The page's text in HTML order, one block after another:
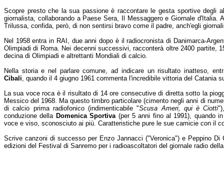
Scopre presto che la sua passione è raccontare le gesta sportive degli
giornalista, collaborando a Paese Sera, Il Messaggero e Giornale d'Italia.
Trilussa, confida, però, di non sentirsi bravo come il padre, anch'egli
Nel 1958 entra in RAI, due anni dopo è il radiocronista di Danimarca-
Olimpiadi di Roma. Nei decenni successivi, racconterà oltre 2400 partite,
decina di Olimpiadi e altrettanti Mondiali di calcio.
Nella storia e nel parlare comune, ad indicare un risultato inatteso,
Cibali, quando il 4 giugno 1961 commenta l'incredibile vittoria del Catania
La sua voce roca è il risultato di 14 ore consecutive di diretta sotto la
Messico del 1968. Ma questo timbro particolare (cimento negli anni di
di calcio prima radiofonico (indimenticabile "Scusa Ameri, qui è Ciotti
conduzione della Domenica Sportiva(per 5 anni fino al 1991), quando
voce e viso, sconosciuto ai più. Caratteristiche pure le sue camicie con il
Scrive canzoni di successo per Enzo Jannacci ("Veronica") e Peppino Di
edizioni del Festival di Sanremo per i radioascoltatori del giornale radio